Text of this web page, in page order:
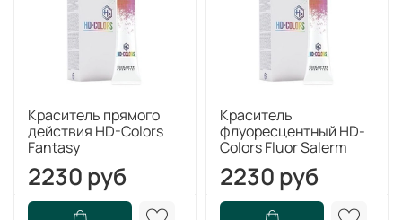
Краситель прямого
действия HD-Colors
Fantasy
2230 руб
Краситель
флуоресцентный HD-
Colors Fluor Salerm
2230 руб